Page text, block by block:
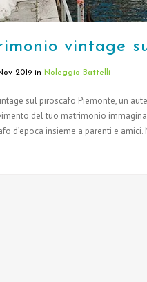
vintage
2019 in Noleggio Battelli
sul piroscafo Piemonte, un
del tuo matrimonio
d’epoca insieme a parenti e amici.